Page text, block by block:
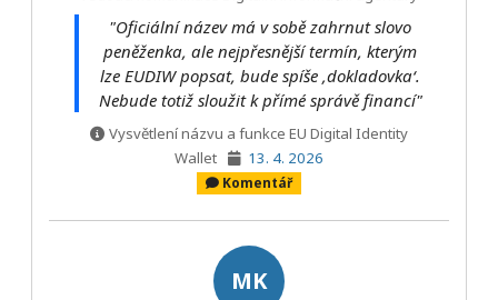
"Oficiální název má v sobě zahrnut slovo
peněženka, ale nejpřesnější termín, kterým
lze EUDIW popsat, bude spíše ‚dokladovka‘.
Nebude totiž sloužit k přímé správě financí"
Vysvětlení názvu a funkce EU Digital Identity
Wallet
13. 4. 2026
Komentář
MK